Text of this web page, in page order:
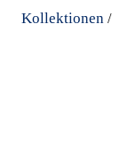
Kollektionen /